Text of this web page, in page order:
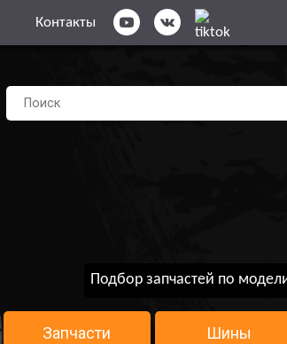
Контакты
Подбор запчастей по
Запчасти Шины